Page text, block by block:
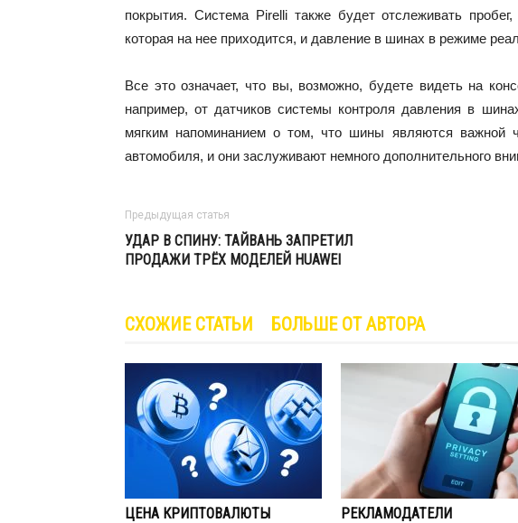
покрытия. Система Pirelli также будет отслеживать пробег,
которая на нее приходится, и давление в шинах в режиме
Все это означает, что вы, возможно, будете видеть на
например, от датчиков системы контроля давления в
мягким напоминанием о том, что шины являются важной
автомобиля, и они заслуживают немного дополнительного
Предыдущая статья
УДАР В СПИНУ: ТАЙВАНЬ ЗАПРЕТИЛ
ПРОДАЖИ ТРЁХ МОДЕЛЕЙ HUAWEI
СХОЖИЕ СТАТЬИ БОЛЬШЕ ОТ АВТОРА
ЦЕНА КРИПТОВАЛЮТЫ
РЕКЛАМОДАТЕЛИ